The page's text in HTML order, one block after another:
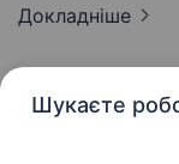
Шукаєте
Докладніше